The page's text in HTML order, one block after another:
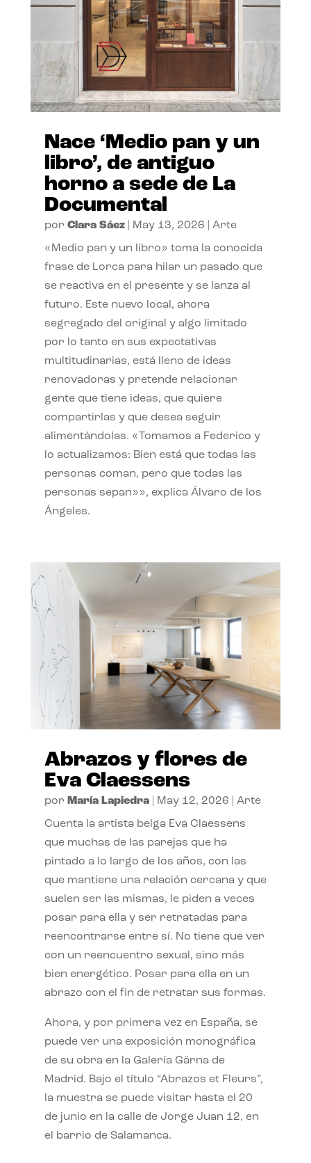
Nace ‘Medio pan y un
libro’, de antiguo
horno a sede de La
Documental
por Clara Sáez| May 13, 2026 Arte
«Medio pan y un libro» toma la conocida
frase de Lorca para hilar un pasado que
se reactiva en el presente y se lanza al
futuro. Este nuevo local, ahora
segregado del original y algo limitado
por lo tanto en sus expectativas
multitudinarias, está lleno de ideas
renovadoras y pretende relacionar
gente que tiene ideas, que quiere
compartirlas y que desea seguir
alimentándolas. «Tomamos a Federico y
lo actualizamos: Bien está que todas las
personas coman, pero que todas las
personas sepan»», explica Álvaro de los
Ángeles.
Abrazos y flores de
Eva Claessens
por María Lapiedra| May 12, 2026 Arte
Cuenta la artista belga Eva Claessens
que muchas de las parejas que ha
pintado a lo largo de los años, con las
que mantiene una relación cercana y que
suelen ser las mismas, le piden a veces
posar para ella y ser retratadas para
reencontrarse entre sí. No tiene que ver
con un reencuentro sexual, sino más
bien energético. Posar para ella en un
abrazo con el fin de retratar sus formas.
Ahora, y por primera vez en España, se
puede ver una exposición monográfica
de su obra en la Galería Gärna de
Madrid. Bajo el título “Abrazos et Fleurs”,
la muestra se puede visitar hasta el 20
de junio en la calle de Jorge Juan 12, en
el barrio de Salamanca.